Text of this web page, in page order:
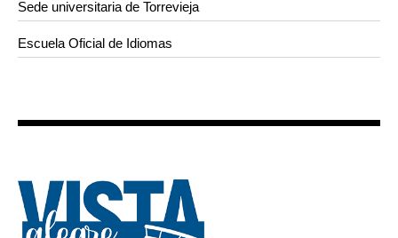
Sede universitaria de Torrevieja
Escuela Oficial de Idiomas